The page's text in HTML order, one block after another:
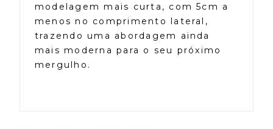
modelagem mais curta, com 5cm a
menos no comprimento lateral,
trazendo uma abordagem ainda
mais moderna para o seu próximo
mergulho.